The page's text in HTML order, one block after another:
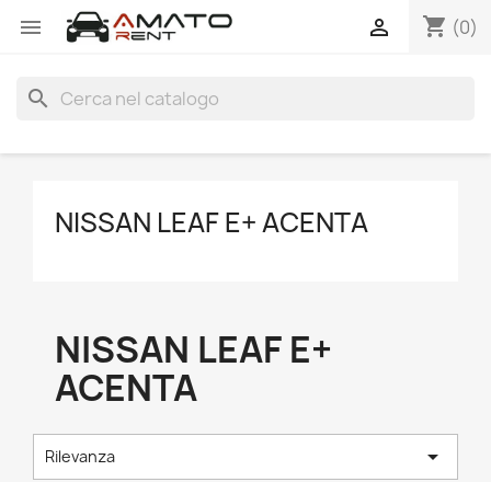
 shopping_cart (0)

search
NISSAN LEAF E+ ACENTA
NISSAN LEAF E+
ACENTA
Rilevanza 